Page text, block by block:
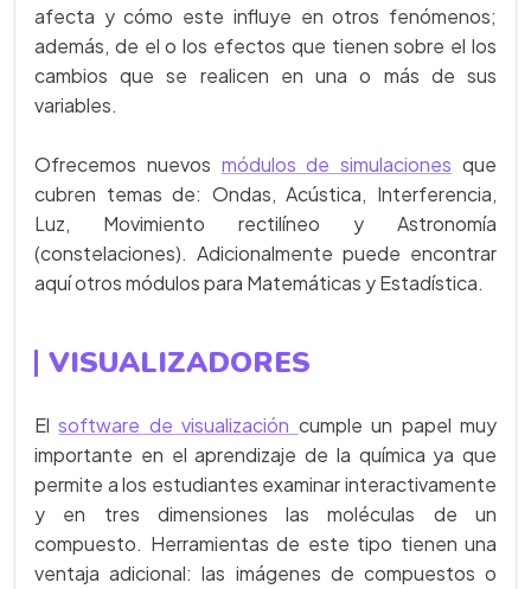
afecta y cómo este influye en otros fenómenos;
además, de el o los efectos que tienen sobre el los
cambios que se realicen en una o más de sus
variables.
Ofrecemos nuevos módulos de simulaciones que
cubren temas de: Ondas, Acústica, Interferencia,
Luz, Movimiento rectilíneo y Astronomía
(constelaciones). Adicionalmente puede encontrar
aquí otros módulos para Matemáticas y Estadística.
VISUALIZADORES
Elsoftware de visualización cumple un papel muy
importante en el aprendizaje de la química ya que
permite a los estudiantes examinar interactivamente
y en tres dimensiones las moléculas de un
compuesto. Herramientas de este tipo tienen una
ventaja adicional: las imágenes de compuestos o